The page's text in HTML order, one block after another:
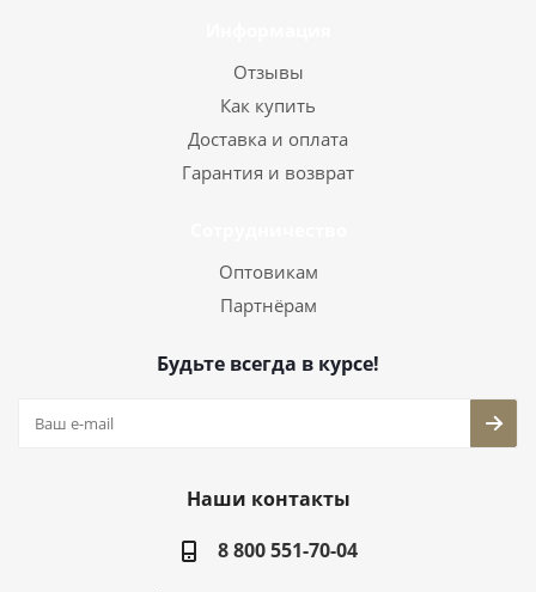
Отзывы
Как купить
Доставка и оплата
Гарантия и возврат
Оптовикам
Партнёрам
Будьте всегда в курсе!
Наши контакты
8 800 551-70-04